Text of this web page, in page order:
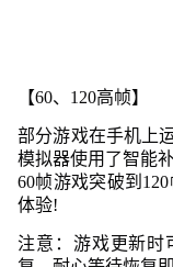
【60、120高帧】
部分游戏在手机上
模拟器使用了智能
60帧游戏突破到
体验!
注意：游戏更新时